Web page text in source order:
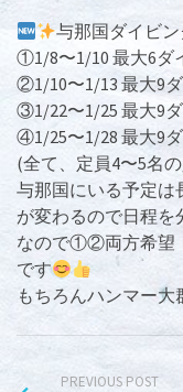
与那国ダイビ
①1/8〜1/10 最大6ダ
②1/10〜1/13 最大9
③1/22〜1/25 最大9
④1/25〜1/28 最大9
(全て、定員4〜5名
与那国にいる予定は
が変わるので日程を
なので①②両方希望
です
もちろんハンマー大
PREVIOUS POST